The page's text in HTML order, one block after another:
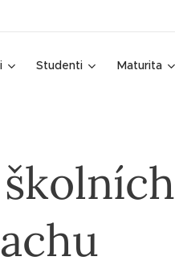
Studenti Maturita